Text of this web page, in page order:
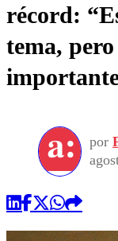
récord:
tema,
por